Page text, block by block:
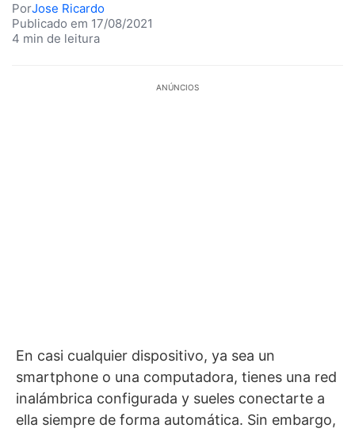
PorJose Ricardo
Publicado em 17/08/2021
4 min de leitura
ANÚNCIOS
En casi cualquier dispositivo, ya sea un
smartphone o una computadora, tienes una red
inalámbrica configurada y sueles conectarte a
ella siempre de forma automática. Sin embargo,